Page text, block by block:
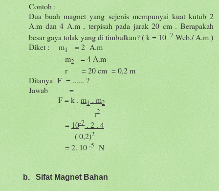
Contoh :
Dua buah magnet yang sejenis mempunyai kuat kutub 2
A.m dan 4 A.m , terpisah pada jarak 20 cm . Berapakah
besar gaya tolak yang di timbulkan? ( k = 10 -7 Web./ A.m )
Diket :
m1 = 2 A.m
m2
= 4 A.m
r
= 20 cm = 0,2 m
Ditanya F = ...... ?
Jawab
=
F = k . m1 . m2
r2
= 10-7 . 2 . 4
( 0,2)2
= 2. 10 -5 N
b. Sifat Magnet Bahan